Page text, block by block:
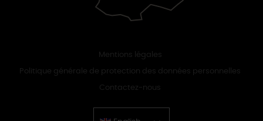
Mentions légales
Politique générale de protection des données personnelles
Contactez-nous